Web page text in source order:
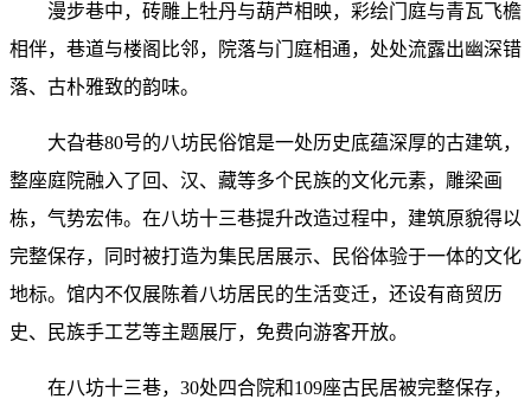
漫步巷中，砖雕上牡丹与葫芦相映，彩绘门庭与青瓦飞檐
相伴，巷道与楼阁比邻，院落与门庭相通，处处流露出幽深错
落、古朴雅致的韵味。
大旮巷80号的八坊民俗馆是一处历史底蕴深厚的古建筑，
整座庭院融入了回、汉、藏等多个民族的文化元素，雕梁画
栋，气势宏伟。在八坊十三巷提升改造过程中，建筑原貌得以
完整保存，同时被打造为集民居展示、民俗体验于一体的文化
地标。馆内不仅展陈着八坊居民的生活变迁，还设有商贸历
史、民族手工艺等主题展厅，免费向游客开放。
在八坊十三巷，30处四合院和109座古民居被完整保存，